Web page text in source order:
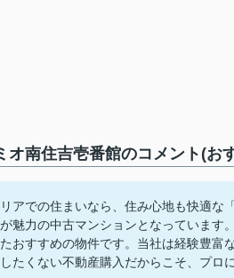
オ南住吉壱番館のコメント(お
アでの住まいなら、住み心地も快適
魅力の中古マンションとなっていま
おすすめの物件です。当社は経験豊富
たくない不動産購入だからこそ、プロ